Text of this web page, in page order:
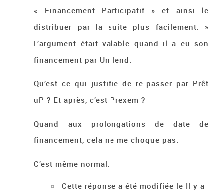
« Financement Participatif » et ainsi le
distribuer par la suite plus facilement. »
L’argument était valable quand il a eu son
financement par Unilend.
Qu’est ce qui justifie de re-passer par Prêt
uP ? Et après, c’est Prexem ?
Quand aux prolongations de date de
financement, cela ne me choque pas.
C’est même normal.
Cette réponse a été modifiée le Il y a